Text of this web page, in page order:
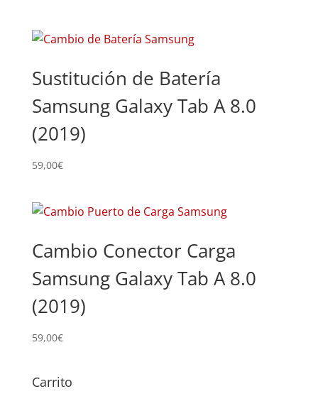
Sustitución de Batería
Samsung Galaxy Tab A 8.0
(2019)
59,00€
Cambio Conector Carga
Samsung Galaxy Tab A 8.0
(2019)
59,00€
Carrito